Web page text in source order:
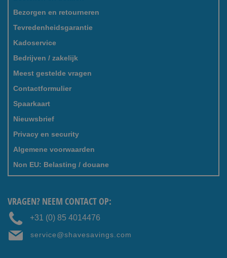
Bezorgen en retourneren
Tevredenheidsgarantie
Kadoservice
Bedrijven / zakelijk
Meest gestelde vragen
Contactformulier
Spaarkaart
Nieuwsbrief
Privacy en security
Algemene voorwaarden
Non EU: Belasting / douane
VRAGEN? NEEM CONTACT OP:
+31 (0) 85 4014476
service@shavesavings.com